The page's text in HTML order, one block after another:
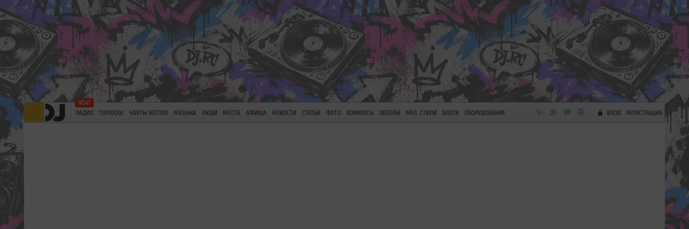
РАДИО TOP100DJ ЧАРТЫ HOT100 МУЗЫКА ЛЮДИ МЕСТА АФИША НОВОСТИ СТАТЬИ ФОТО КОНКУРСЫ ОБЗОРЫ МУЗ. СТИЛИ БЛОГИ ОБОРУДОВАНИЕ ВХОД РЕГИСТРАЦИЯ